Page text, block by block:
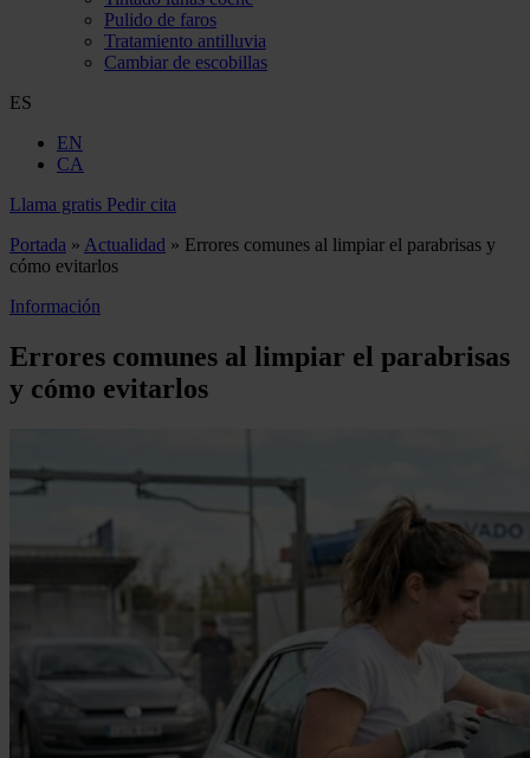
Pulido de faros
Tratamiento antilluvia
Cambiar de escobillas
ES
EN
CA
Llama gratis Pedir cita
Portada » Actualidad » Errores comunes al limpiar el parabrisas y
cómo evitarlos
Información
Errores comunes al limpiar el parabrisas
y cómo evitarlos